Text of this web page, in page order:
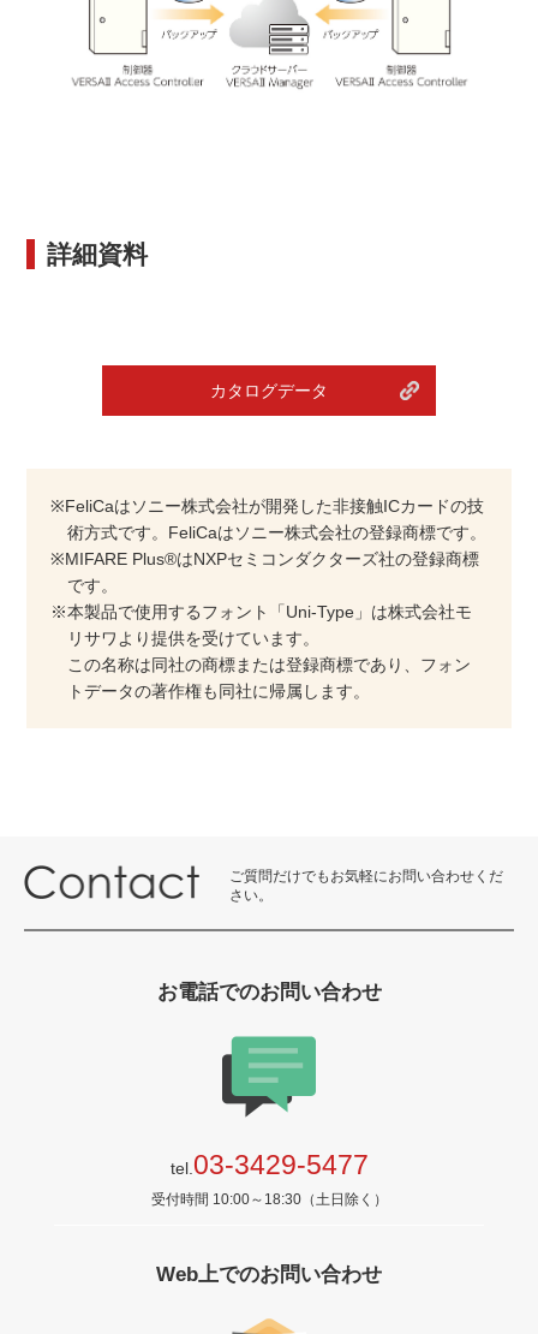
詳細資料
カタログデータ
※FeliCaはソニー株式会社が開発した非接触ICカードの技
術方式です。FeliCaはソニー株式会社の登録商標です。
※MIFARE Plus®はNXPセミコンダクターズ社の登録商標
です。
※本製品で使用するフォント「Uni-Type」は株式会社モ
リサワより提供を受けています。
この名称は同社の商標または登録商標であり、フォン
トデータの著作権も同社に帰属します。
ご質問だけでもお気軽にお問い合わせくだ
さい。
お電話でのお問い合わせ
tel. 03-3429-5477
受付時間 10:00～18:30（土日除く）
Web上でのお問い合わせ